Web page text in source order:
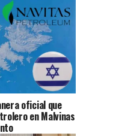
oficial que
en Malvinas